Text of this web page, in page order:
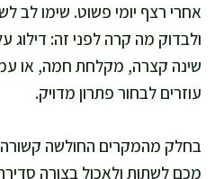
אחרי רצף יומי פשוט. שימו לב
ולבדוק מה קרה לפני זה: דילוג
שינה קצרה, מקלחת חמה, או
עוזרים לבחור פתרון מדויק.
בחלק מהמקרים החולשה קשורה
מכם לשתות ולאכול בצורה